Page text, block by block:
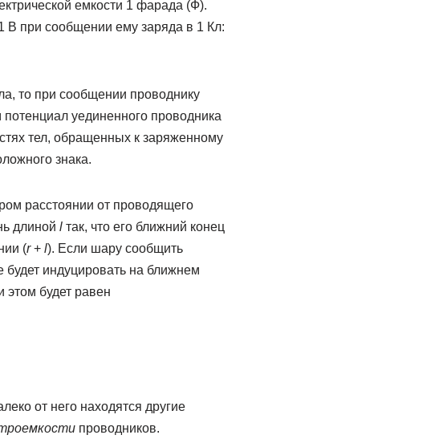
емкости 1 фарада (Ф).
В при сообщении ему заряда в 1 Кл:
то при сообщении проводнику
потенциал уединенного проводника
тел, обращенных к заряженному
знака.
расстоянии от проводящего
длиной lтак, что его ближний конец
(r+ l). Если шару сообщить
индуцировать на ближнем
будет равен
от него находятся другие
проводников.